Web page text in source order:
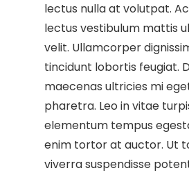
lectus nulla at volutpat.
lectus vestibulum mattis
velit. Ullamcorper
tincidunt lobortis feugiat.
maecenas ultricies mi
pharetra. Leo in vitae
elementum tempus
enim tortor at auctor. Ut
viverra suspendisse